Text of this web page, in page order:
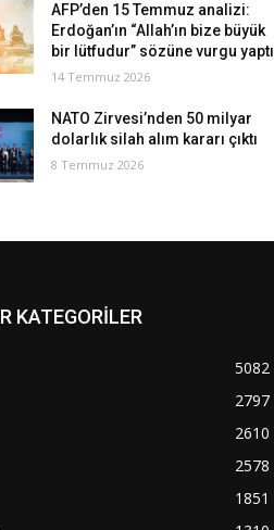
AFP’den 15 Temmuz analizi:
Erdoğan’ın “Allah’ın bize büyük
bir lütfudur” sözüne vurgu yaptı
14 Temmuz 2026
NATO Zirvesi’nden 50 milyar
dolarlık silah alım kararı çıktı
8 Temmuz 2026
KATEGORİLER
5082
2797
2610
2578
1851